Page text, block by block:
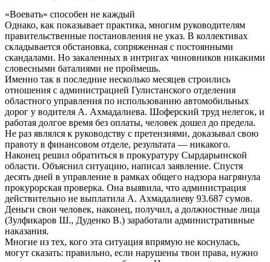
«Воевать» способен не каждый
Однако, как показывает практика, многим руководителям
правительственные постановления не указ. В коллективах
складывается обстановка, сопряженная с постоянными
скандалами. Но закаленных в интригах чиновников никакими
словесными баталиями не проймешь.
Именно так в последние несколько месяцев строились
отношения с администрацией Гулистанского отделения
областного управления по использованию автомобильных
дорог у водителя А. Ахмадалиева. Шоферский труд нелегок, и
работая долгое время без оплаты, человек дошел до предела.
Не раз являлся к руководству с претензиями, доказывал свою
правоту в финансовом отделе, результата — никакого.
Наконец решил обратиться в прокуратуру Сырдарьинской
области. Объяснил ситуацию, написал заявление. Спустя
десять дней в управление в рамках общего надзора нагрянула
прокурорская проверка. Она выявила, что администрация
действительно не выплатила А. Ахмадалиеву 93.687 сумов.
Деньги свои человек, наконец, получил, а должностные лица
(Зулфикаров Ш., Дуденко В.) заработали административные
наказания.
Многие из тех, кого эта ситуация впрямую не коснулась,
могут сказать: правильно, если нарушены твои права, нужно